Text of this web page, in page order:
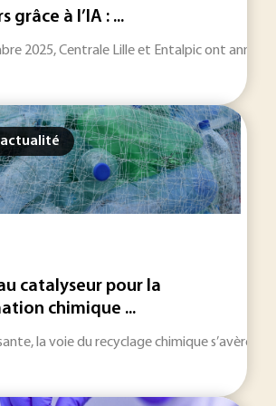
grâce à l’IA : ...
2025, Centrale Lille et Entalpic ont
catalyseur pour la
chimique ...
la voie du recyclage chimique s’avère